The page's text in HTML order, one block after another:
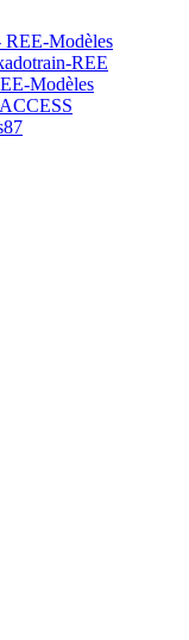
REE-Modèles
REE
Modèles